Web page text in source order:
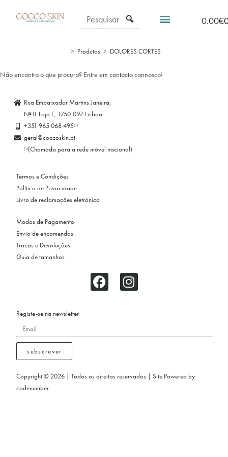
0.00€
> Produtos > DOLORES CORTES
Não encontra o que procura? Entre em contacto connosco!
Rua Embaixador Martins Janeira,
Nº11 Loja F, 1750-097 Lisboa
+351 965 068 495(1)
geral@coccoskin.pt
(1)(Chamada para a rede móvel nacional)
Termos e Condições
Política de Privacidade
Livro de reclamações eletrónico
Modos de Pagamento
Envio de encomendas
Trocas e Devoluções
Guia de tamanhos
Registe-se na newsletter
subscrever
Copyright © 2026 | Todos os direitos reservados | Site Powered by
codenumber